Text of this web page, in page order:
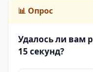
📊 Опрос
Удалось ли вам
15 секунд?